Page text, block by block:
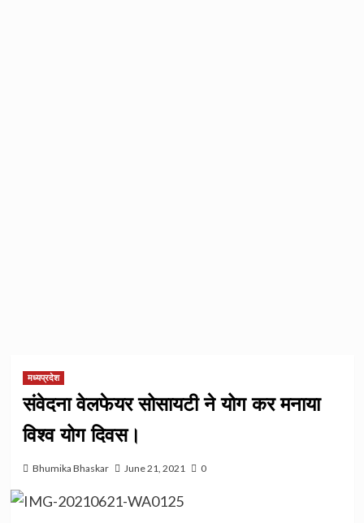
मध्यप्रदेश
संवेदना वेलफेयर सोसायटी ने योग कर मनाया
विश्व योग दिवस।
Bhumika Bhaskar June 21, 2021 0